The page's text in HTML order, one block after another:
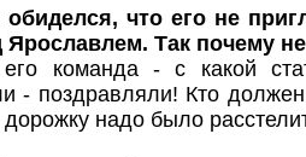
что его не
Так почему
команда - с какой
- поздравляли! Кто
надо было